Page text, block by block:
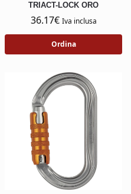
TRIACT-LOCK ORO
36.17€ Iva inclusa
Ordina